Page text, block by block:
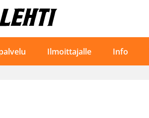
Ilmoittajalle Info